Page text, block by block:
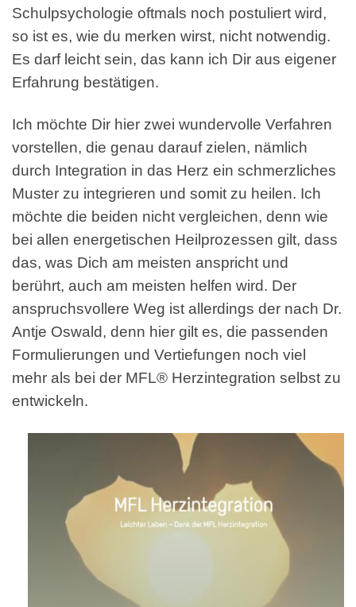
Schulpsychologie oftmals noch postuliert wird,
so ist es, wie du merken wirst, nicht notwendig.
Es darf leicht sein, das kann ich Dir aus eigener
Erfahrung bestätigen.
Ich möchte Dir hier zwei wundervolle Verfahren
vorstellen, die genau darauf zielen, nämlich
durch Integration in das Herz ein schmerzliches
Muster zu integrieren und somit zu heilen. Ich
möchte die beiden nicht vergleichen, denn wie
bei allen energetischen Heilprozessen gilt, dass
das, was Dich am meisten anspricht und
berührt, auch am meisten helfen wird. Der
anspruchsvollere Weg ist allerdings der nach Dr.
Antje Oswald, denn hier gilt es, die passenden
Formulierungen und Vertiefungen noch viel
mehr als bei der MFL® Herzintegration selbst zu
entwickeln.